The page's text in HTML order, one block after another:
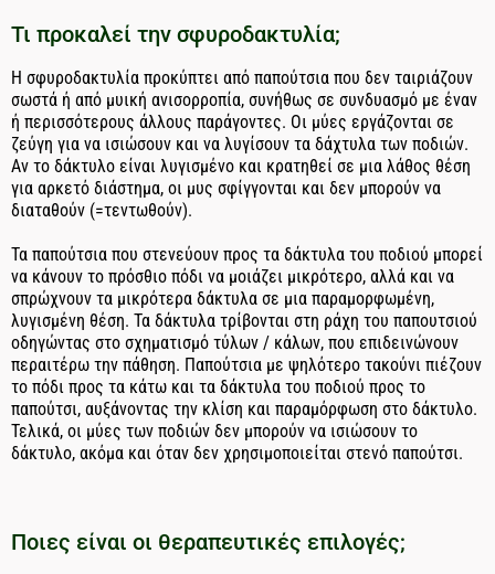
Τι προκαλεί την σφυροδακτυλία;
Η σφυροδακτυλία προκύπτει από παπούτσια που δεν ταιριάζουν
σωστά ή από μυική ανισορροπία, συνήθως σε συνδυασμό με έναν
ή περισσότερους άλλους παράγοντες. Οι μύες εργάζονται σε
ζεύγη για να ισιώσουν και να λυγίσουν τα δάχτυλα των ποδιών.
Αν το δάκτυλο είναι λυγισμένο και κρατηθεί σε μια λάθος θέση
για αρκετό διάστημα, οι μυς σφίγγονται και δεν μπορούν να
διαταθούν (=τεντωθούν).
Τα παπούτσια που στενεύουν προς τα δάκτυλα του ποδιού μπορεί
να κάνουν το πρόσθιο πόδι να μοιάζει μικρότερο, αλλά και να
σπρώχνουν τα μικρότερα δάκτυλα σε μια παραμορφωμένη,
λυγισμένη θέση. Τα δάκτυλα τρίβονται στη ράχη του παπουτσιού
οδηγώντας στο σχηματισμό τύλων / κάλων, που επιδεινώνουν
περαιτέρω την πάθηση. Παπούτσια με ψηλότερο τακούνι πιέζουν
το πόδι προς τα κάτω και τα δάκτυλα του ποδιού προς το
παπούτσι, αυξάνοντας την κλίση και παραμόρφωση στο δάκτυλο.
Τελικά, οι μύες των ποδιών δεν μπορούν να ισιώσουν το
δάκτυλο, ακόμα και όταν δεν χρησιμοποιείται στενό παπούτσι.
Ποιες είναι οι θεραπευτικές επιλογές;